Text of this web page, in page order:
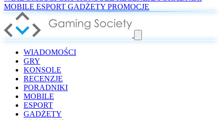
MOBILE ESPORT GADŻETY PROMOCJE
WIADOMOŚCI
GRY
KONSOLE
RECENZJE
PORADNIKI
MOBILE
ESPORT
GADŻETY